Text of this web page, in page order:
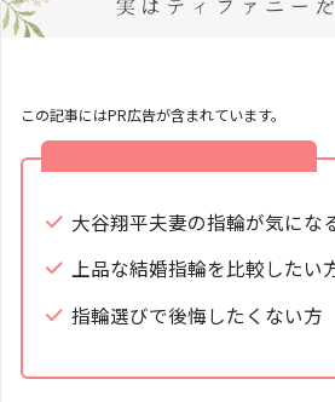
この記事にはPR広告が含まれています。
大谷翔平夫妻の指輪が気にな
上品な結婚指輪を比較したい
指輪選びで後悔したくない方